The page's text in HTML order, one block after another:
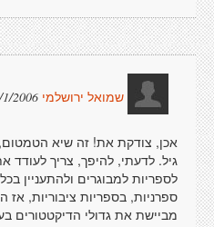
שמואל ירושלמי 19:25:04
אכן, צודקת את! זה שיא
גיל. לדעתי, להיפך, צריך
לספריות למבוגרים ולהתעניין
ספרניות, בספריות ציבוריות, אז
מביישת את גדולי הדיקטטורים